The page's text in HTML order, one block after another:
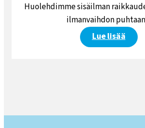
Huolehdimme sisäilman
ilmanvaihdon
Lue lisää